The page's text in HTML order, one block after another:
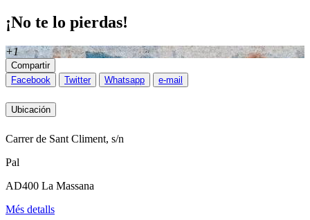
¡No te lo pierdas!
+1
Compartir
Facebook
Twitter Whatsapp e-mail
Ubicación
Carrer de Sant Climent, s/n
Pal
AD400 La Massana
Més detalls